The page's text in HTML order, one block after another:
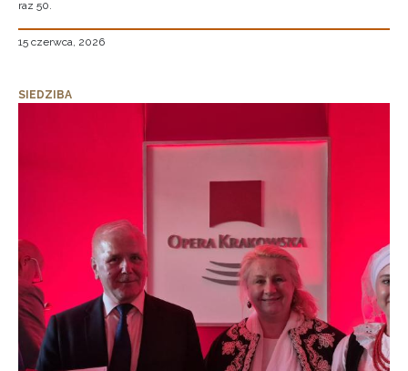
raz 50.
15 czerwca, 2026
SIEDZIBA